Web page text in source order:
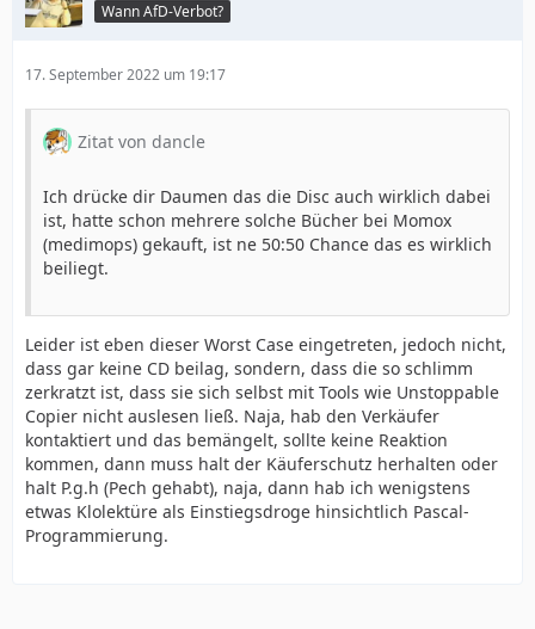
Wann AfD-Verbot?
17. September 2022 um 19:17
Zitat von dancle
Ich drücke dir Daumen das die Disc auch wirklich dabei
ist, hatte schon mehrere solche Bücher bei Momox
(medimops) gekauft, ist ne 50:50 Chance das es wirklich
beiliegt.
Leider ist eben dieser Worst Case eingetreten, jedoch nicht,
dass gar keine CD beilag, sondern, dass die so schlimm
zerkratzt ist, dass sie sich selbst mit Tools wie Unstoppable
Copier nicht auslesen ließ. Naja, hab den Verkäufer
kontaktiert und das bemängelt, sollte keine Reaktion
kommen, dann muss halt der Käuferschutz herhalten oder
halt P.g.h (Pech gehabt), naja, dann hab ich wenigstens
etwas Klolektüre als Einstiegsdroge hinsichtlich Pascal-
Programmierung.